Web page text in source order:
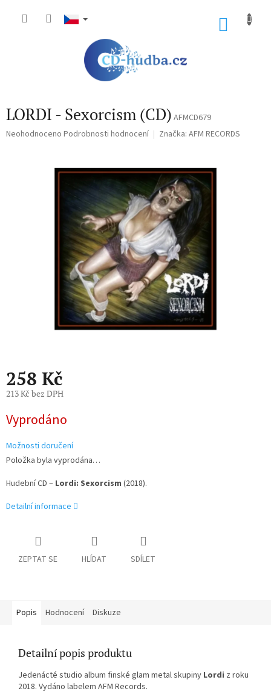
LORDI - Sexorcism (CD) AFMCD679
Průměrné
Neohodnoceno Podrobnosti hodnocení Značka: AFM RECORDS
258 Kč
213 Kč bez DPH
cena:
Vyprodáno
Možnosti doručení
Položka byla vyprodána…
Hudební CD – Lordi: Sexorcism (2018).
Detailní informace
ZEPTAT SE HLÍDAT SDÍLET
Popis Hodnocení Diskuze
Detailní popis produktu
Jedenácté studio album finské glam metal skupiny Lordi z roku
2018. Vydáno labelem AFM Records.